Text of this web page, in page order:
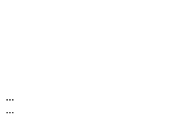
...
...